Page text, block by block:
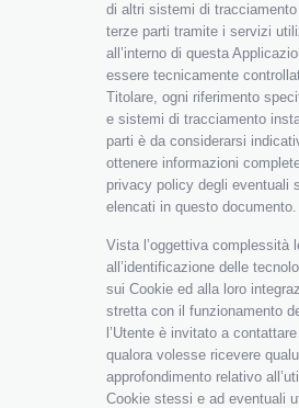
di altri sistemi di tracciamento
terze parti tramite i servizi
all’interno di questa
essere tecnicamente
Titolare, ogni riferimento
e sistemi di tracciamento
parti è da considerarsi
ottenere informazioni
privacy policy degli eventuali
elencati in questo documento.
Vista l’oggettiva complessità
all’identificazione delle
sui Cookie ed alla loro
stretta con il funzionamento
l’Utente è invitato a
qualora volesse ricevere
approfondimento relativo
Cookie stessi e ad eventuali